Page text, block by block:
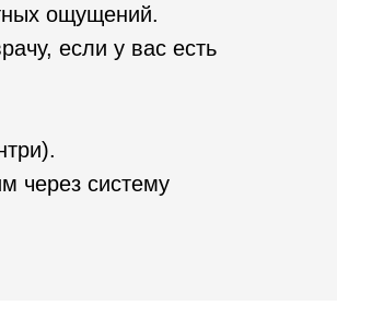
ощущений.
если у вас есть
через систему